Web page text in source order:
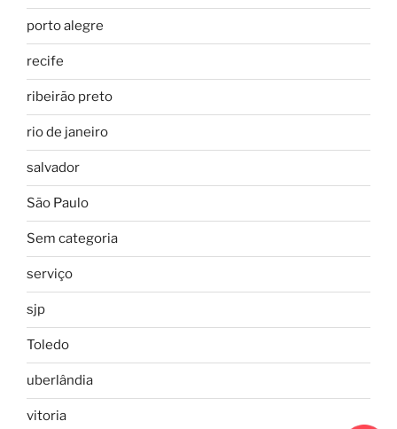
porto alegre
recife
ribeirão preto
rio de janeiro
salvador
São Paulo
Sem categoria
serviço
sjp
Toledo
uberlândia
vitoria